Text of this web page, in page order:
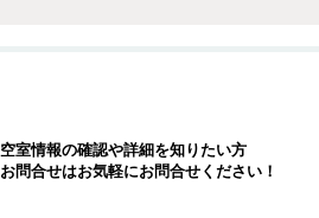
空室情報の確認や詳細を知りたい方
お問合せはお気軽にお問合せください！